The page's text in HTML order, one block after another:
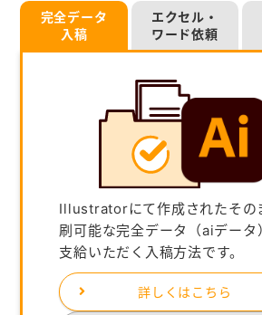
完全データ
入稿
エクセル・
ワード依頼
Illustratorにて作成されたその
刷可能な完全データ（aiデータ
支給いただく入稿方法です。
詳しくはこちら